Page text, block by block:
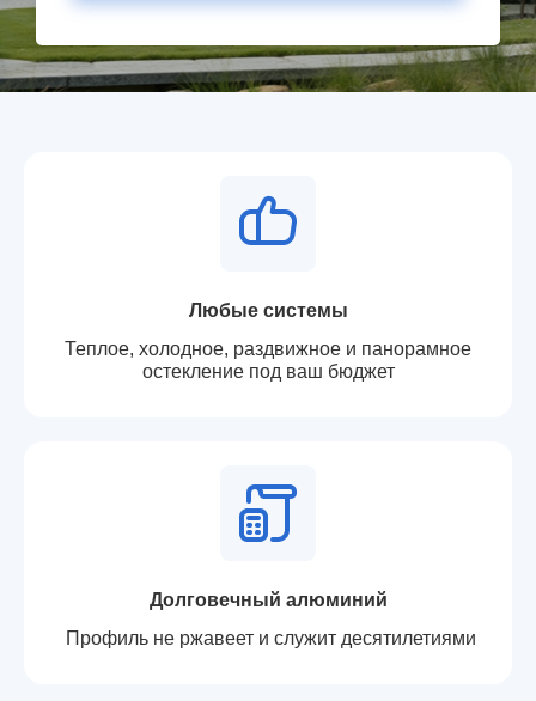
Любые системы
Теплое, холодное, раздвижное и панорамное
остекление под ваш бюджет
Долговечный алюминий
Профиль не ржавеет и служит десятилетиями